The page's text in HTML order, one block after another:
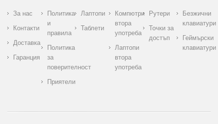
За нас
Контакти
Доставка
Гаранция
Политика
и
правила
Политика
за
поверителност
Приятели
Лаптопи
Таблети
Компютри
втора
употреба
Лаптопи
втора
употреба
Рутери
Точки за
достъп
Безжични
клавиатури
Геймърски
клавиатури